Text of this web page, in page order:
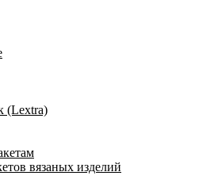
(Lextra)
вязаных изделий